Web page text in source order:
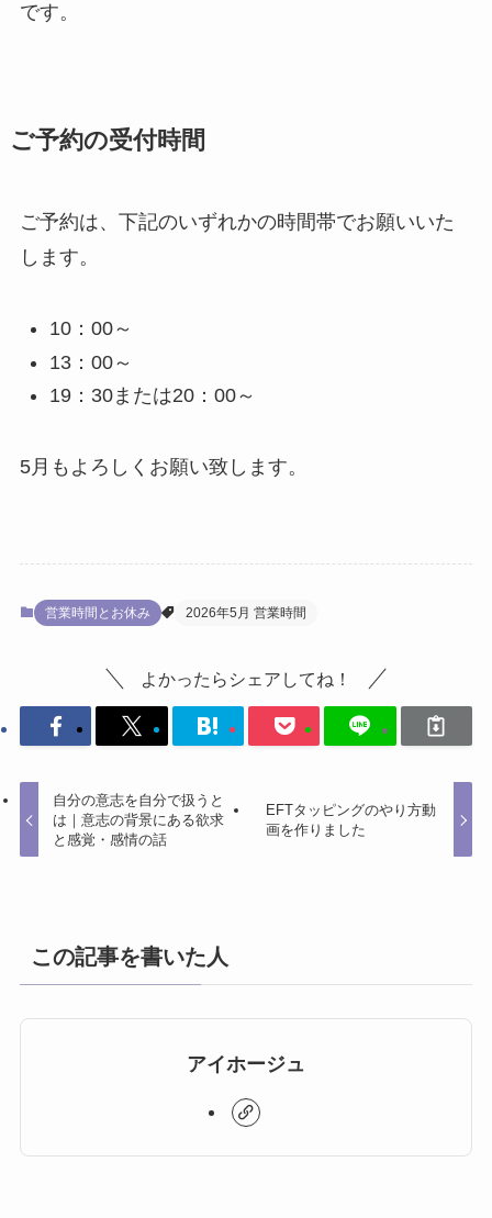
です。
ご予約の受付時間
ご予約は、下記のいずれかの時間帯でお願いいた
します。
10：00～
13：00～
19：30または20：00～
5月もよろしくお願い致します。
営業時間とお休み 2026年5月 営業時間
よかったらシェアしてね！
自分の意志を自分で扱うと
は｜意志の背景にある欲求
と感覚・感情の話
EFTタッピングのやり方動
画を作りました
この記事を書いた人
アイホージュ